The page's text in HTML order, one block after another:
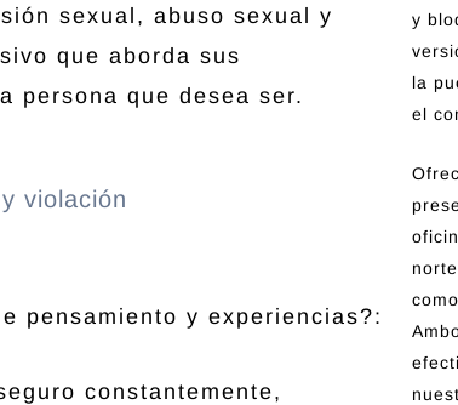
sexual, abuso sexual y
que aborda sus
persona que desea ser.
pensamiento y experiencias?:
constantemente,
y
la
el